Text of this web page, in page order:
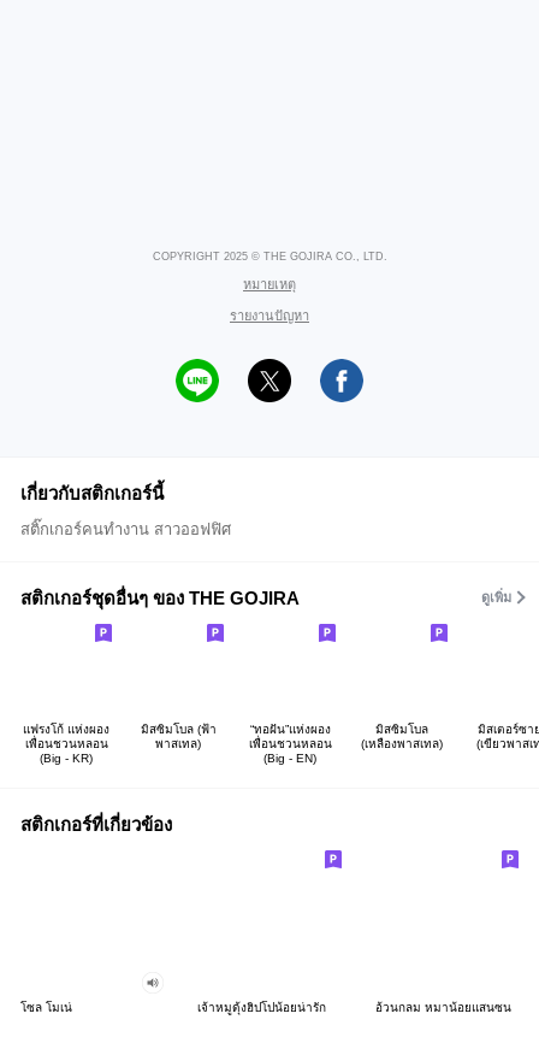
COPYRIGHT 2025 © THE GOJIRA CO., LTD.
หมายเหตุ
รายงานปัญหา
เกี่ยวกับสติกเกอร์นี้
สติ๊กเกอร์คนทำงาน สาวออฟฟิศ
สติกเกอร์ชุดอื่นๆ ของ THE GOJIRA ดูเพิ่ม
แฟรงโก้ แห่งผอง
เพื่อนชวนหลอน
(Big - KR)
มิสซิมโบล (ฟ้า
พาสเทล)
“ทอฝัน”แห่งผอง
เพื่อนชวนหลอน
(Big - EN)
มิสซิมโบล
(เหลืองพาสเทล)
มิสเตอร์ซา
(เขียวพาสเ
สติกเกอร์ที่เกี่ยวข้อง
โซล โมเน่ เจ้าหมูดุ้งฮิปโปน้อยน่ารัก อ้วนกลม หมาน้อยแสนซน